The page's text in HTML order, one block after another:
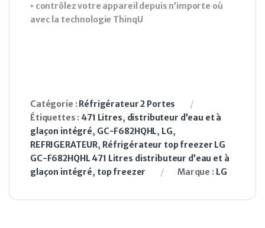
• contrôlez votre appareil depuis n’importe où
avec la technologie ThinqU
Catégorie :Réfrigérateur 2 Portes
Étiquettes : 471 Litres, distributeur d’eau et à
glaçon intégré, GC-F682HQHL, LG,
REFRIGERATEUR, Réfrigérateur top freezer LG
GC-F682HQHL 471 Litres distributeur d’eau et à
glaçon intégré, top freezer Marque : LG